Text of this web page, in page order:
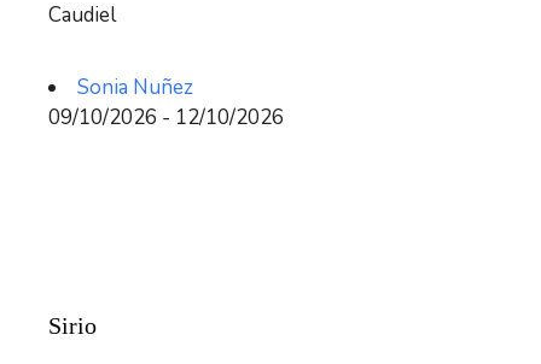
Caudiel
Sonia Nuñez
09/10/2026 - 12/10/2026
Sirio